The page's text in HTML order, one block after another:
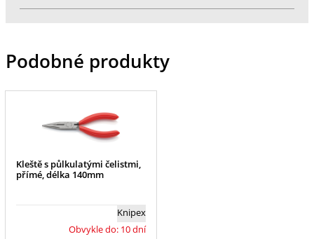
Podobné produkty
Kleště s půlkulatými čelistmi,
přímé, délka 140mm
Knipex
Obvykle do: 10 dní